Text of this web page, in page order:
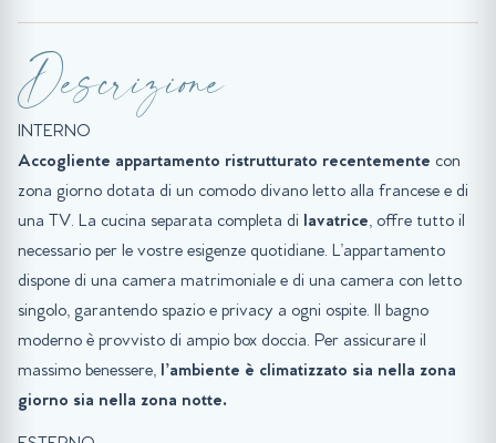
Descrizione
INTERNO
Accogliente appartamento ristrutturato recentemente con
zona giorno dotata di un comodo divano letto alla francese e di
una TV. La cucina separata completa di lavatrice, offre tutto il
necessario per le vostre esigenze quotidiane. L’appartamento
dispone di una camera matrimoniale e di una camera con letto
singolo, garantendo spazio e privacy a ogni ospite. Il bagno
moderno è provvisto di ampio box doccia. Per assicurare il
massimo benessere, l’ambiente è climatizzato sia nella zona
giorno sia nella zona notte.